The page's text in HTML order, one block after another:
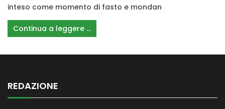
inteso come momento di fasto e mondan
Continua a leggere ...
REDAZIONE